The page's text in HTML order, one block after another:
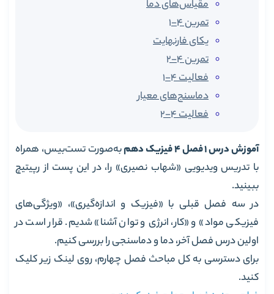
مقیاس‌های دما
تمرین 4-1
یکای فارنهایت
تمرین 4-2
فعالیت 4-1
دماسنج‌های معیار
فعالیت 4-2
آموزش درس 1 فصل 4 فیزیک دهم
به‌صورت تست‌بیس، همراه
با تدریس ویدیویی «شهاب نصیری» را، در این پست از رپیتیچ
ببینید.
در سه فصل قبلی با «فیزیک و اندازه‌گیری»، «ویژگی‌های
فیزیکی مواد» و «کار، انرژی و توان آشنا» شدیم. قرار است در
اولین درس فصل آخر، دما و دماسنجی را بررسی کنیم.
برای دسترسی به کل مباحث فصل چهارم، روی لینک زیر کلیک
کنید.